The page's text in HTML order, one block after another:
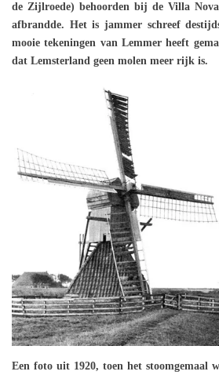
de Zijlroede) behoorden bij de Villa
afbrandde. Het is jammer schreef
mooie tekeningen van Lemmer heeft
dat Lemsterland geen molen meer rijk is.
Een foto uit 1920, toen het stoomgemaal